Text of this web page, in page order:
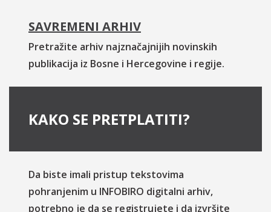
SAVREMENI ARHIV
Pretražite arhiv najznačajnijih novinskih
publikacija iz Bosne i Hercegovine i regije.
KAKO SE PRETPLATITI?
Da biste imali pristup tekstovima
pohranjenim u INFOBIRO digitalni arhiv,
potrebno je da se registrujete i da izvršite